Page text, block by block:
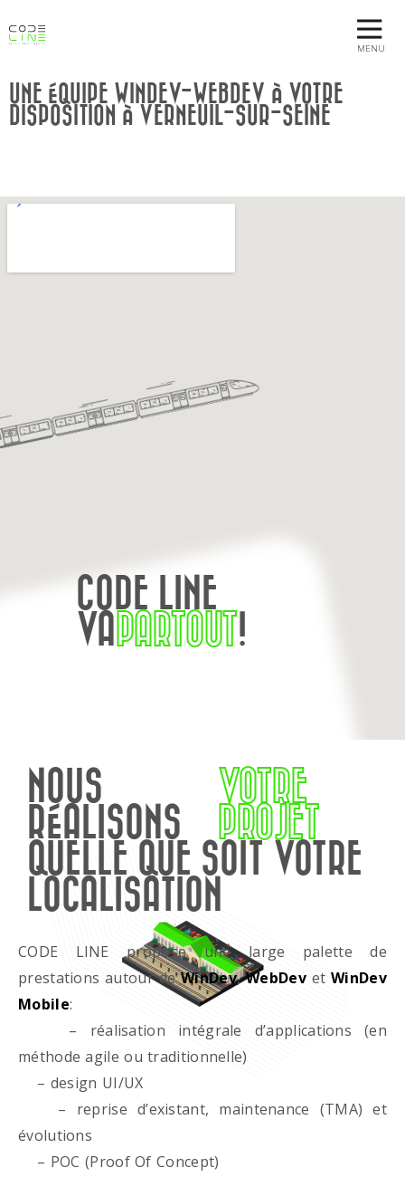
MENU
UNE ÉQUIPE WINDEV-WEBDEV À VOTRE
DISPOSITION À VERNEUIL-SUR-SEINE
CODE LINE
VAPARTOUT!
NOUS
RÉALISONS
VOTRE
PROJET
QUELLE QUE SOIT VOTRE
LOCALISATION
CODE LINE propose une large palette de
prestations autour deWinDev,WebDevet WinDev
Mobile:
– réalisation intégrale d’applications (en
méthode agile ou traditionnelle)
– design UI/UX
– reprise d’existant, maintenance (TMA) et
évolutions
– POC (Proof Of Concept)